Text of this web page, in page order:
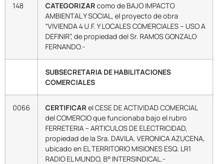
148 CATEGORIZAR como de BAJO IMPACTO
AMBIENTAL Y SOCIAL, el proyecto de obra
“VIVIENDA 4 U.F. Y LOCALES COMERCIALES – USO A
DEFINIR”, de propiedad del Sr. RAMOS GONZALO
FERNANDO.-
SUBSECRETARIA DE HABILITACIONES
COMERCIALES
0066 CERTIFICAR el CESE DE ACTIVIDAD COMERCIAL
del COMERCIO que funcionaba bajo el rubro
FERRETERIA – ARTICULOS DE ELECTRICIDAD,
propiedad de la Sra. DAVILA, VERONICA AZUCENA,
ubicado en EL TERRITORIO MISIONES ESQ. LR1
RADIO EL MUNDO, B° INTERSINDICAL.-